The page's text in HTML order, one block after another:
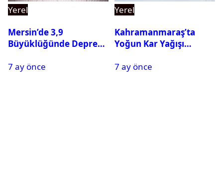
Yerel
Mersin’de 3,9
Büyüklüğünde Deprem
7 ay önce
Yerel
Kahramanmaraş’ta
Yoğun Kar Yağışı
Tatil
7 ay önce